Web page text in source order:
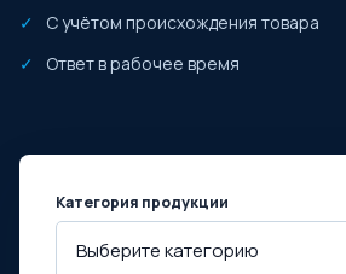
С учётом происхождения товара
Ответ в рабочее время
Категория продукции